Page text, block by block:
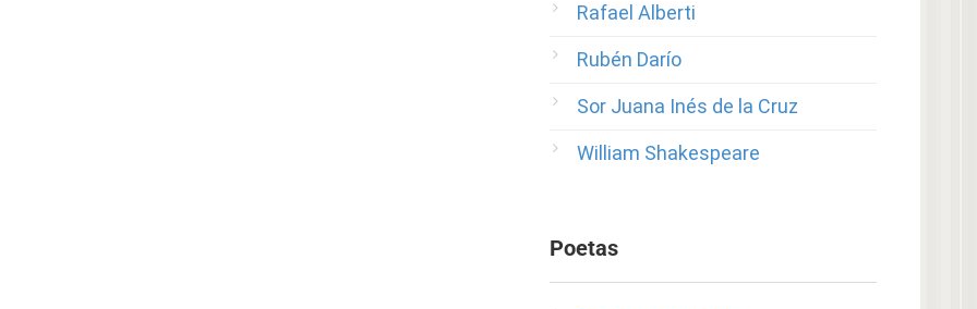
Rafael Alberti
Rubén Darío
Sor Juana Inés de la Cruz
William Shakespeare
Poetas